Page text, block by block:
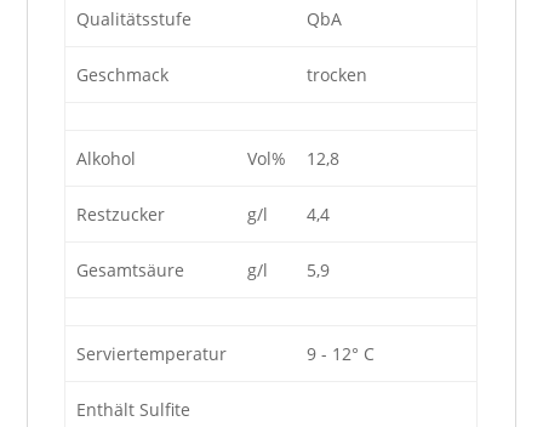
Qualitätsstufe QbA
Geschmack trocken
Alkohol Vol% 12,8
Restzucker g/l 4,4
Gesamtsäure g/l 5,9
Serviertemperatur 9 - 12° C
Enthält Sulfite